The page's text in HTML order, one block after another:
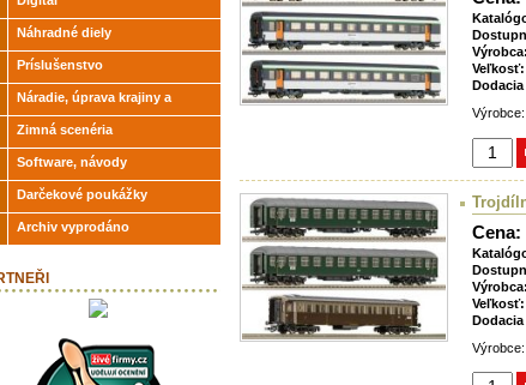
Výrobca:
Veľkosť:
Cena:
Výrobca:
Veľkosť:
Náhradné diely
Príslušenstvo
Náradie, úprava krajiny a
modelov
Zimná scenéria
Software, návody
Darčekové poukážky
Archiv vyprodáno